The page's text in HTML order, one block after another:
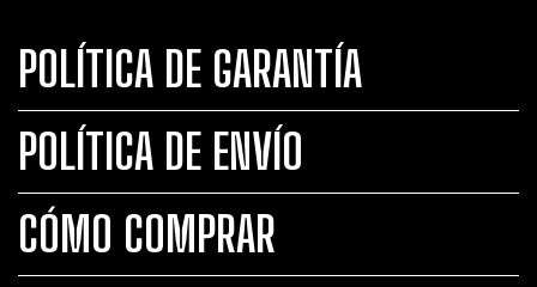
POLÍTICA DE GARANTÍA
POLÍTICA DE ENVÍO
CÓMO COMPRAR